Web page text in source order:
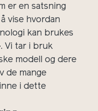
er en satsning
vise hvordan
kan brukes
Vi tar i bruk
modell og dere
de mange
i dette